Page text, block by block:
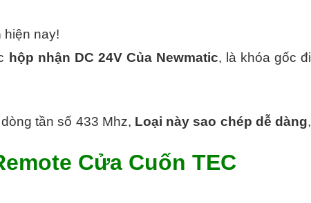
hiện nay!
hộp nhận DC 24V Của Newmatic, là khóa gốc đi
tần số 433 Mhz, Loại này sao chép dễ dàng,
Cửa Cuốn TEC